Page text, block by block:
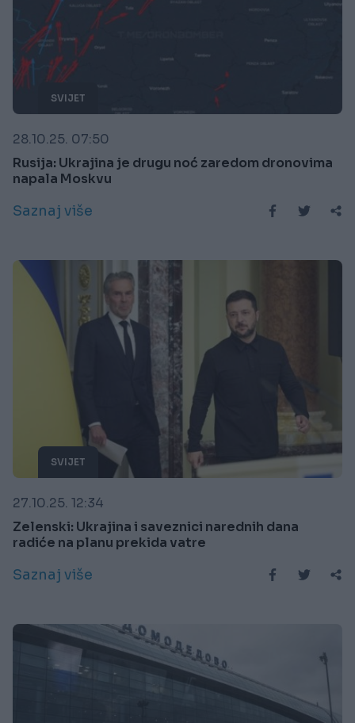
SVIJET
28.10.25. 07:50
Rusija: Ukrajina je drugu noć zaredom dronovima
napala Moskvu
Saznaj više
SVIJET
27.10.25. 12:34
Zelenski: Ukrajina i saveznici narednih dana
radiće na planu prekida vatre
Saznaj više